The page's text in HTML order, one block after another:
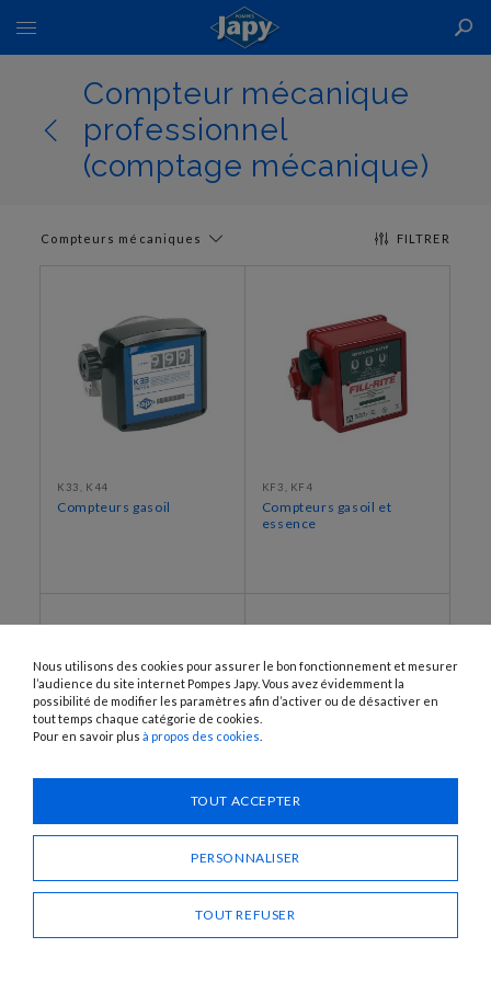
Basculer
la
navigationCompteur mécanique
professionnel
(comptage mécanique)
FILTRER
Compteurs mécaniques
K33, K44
Compteurs gasoil
KF3, KF4
Compteurs gasoil et
essence
Compteur essence
Compteur biocarburants
(essence + ethanol)
Nous utilisons des cookies pour assurer le bon fonctionnement et mesurer
l’audience du site internet Pompes Japy. Vous avez évidemment la
possibilité de modifier les paramètres afin d’activer ou de désactiver en
tout temps chaque catégorie de cookies.
Pour en savoir plus à propos des cookies
TOUT ACCEPTER
PERSONNALISER
TOUT REFUSER